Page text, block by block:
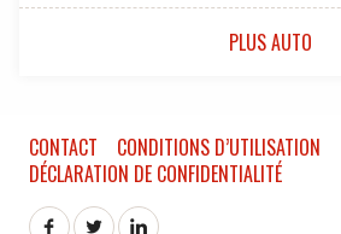
PLUS AUTO
CONTACT
CONDITIONS D’UTILISATION
DÉCLARATION DE CONFIDENTIALITÉ